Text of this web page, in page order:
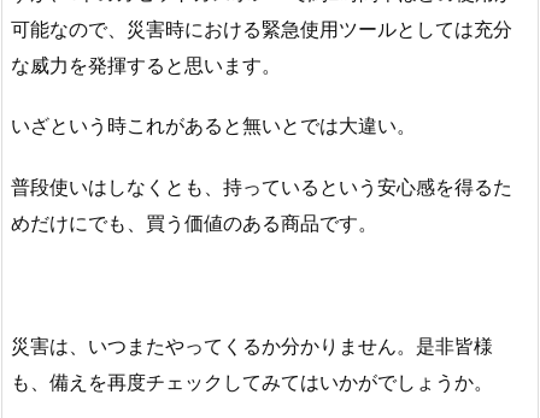
可能なので、災害時における緊急使用ツールとしては充分
な威力を発揮すると思います。
いざという時これがあると無いとでは大違い。
普段使いはしなくとも、持っているという安心感を得るた
めだけにでも、買う価値のある商品です。
災害は、いつまたやってくるか分かりません。是非皆様
も、備えを再度チェックしてみてはいかがでしょうか。